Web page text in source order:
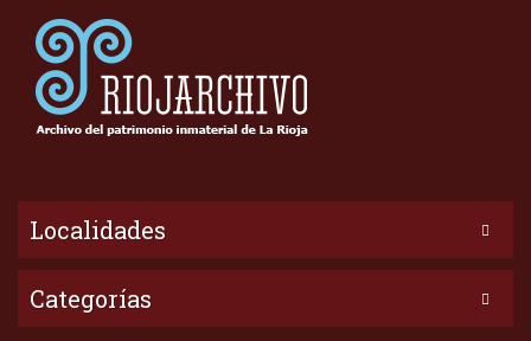
Localidades
Categorías